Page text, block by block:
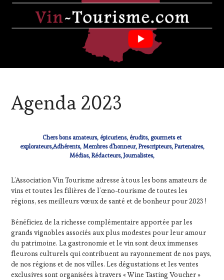
WINE
OENOTOURISME,
PARTENAIRES
PRODUCTEURS
TERROIR,
RESTAURATEUR,
CUISINIER,
ŒNOLOGUE,
SOMMELIER,
SALONS
INTERNATIONAUX,
SPOT
Agenda 2023
Chers bons amateurs, épicuriens, érudits, gourmets et
explorateurs,Adhérents, Membres d’honneur, Prescripteurs, Partenaires,
Médias, Rédacteurs, Journalistes,
L’Association Vin Tourisme adresse à tous les bons amateurs de
vins et toutes les filières de l’œno-tourisme de toutes les
régions, ses meilleurs vœux de santé et de bonheur pour 2023 !
Bénéficiez de la richesse complémentaire apportée par les
grands vignobles associés aux plus modestes pour leur amour
du patrimoine. La gastronomie et le vin sont deux immenses
fleurons culturels qui contribuent au rayonnement de nos pays,
de nos régions et de nos villes. Les dégustations et les ventes
exclusives sont organisées à travers « Wine Tasting Voucher »